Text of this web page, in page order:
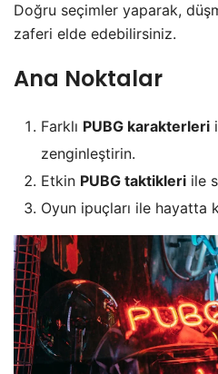
Doğru seçimler yaparak,
zaferi elde edebilirsiniz.
Ana Noktalar
Farklı PUBG karakterleri
zenginleştirin.
Etkin PUBG taktikleri ile
Oyun ipuçları ile hayatta